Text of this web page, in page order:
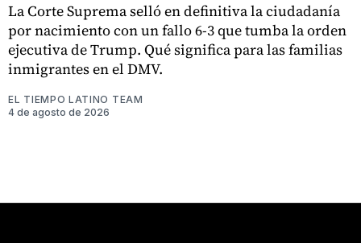
La Corte Suprema selló en definitiva la ciudadanía
por nacimiento con un fallo 6-3 que tumba la orden
ejecutiva de Trump. Qué significa para las familias
inmigrantes en el DMV.
EL TIEMPO LATINO TEAM
4 de agosto de 2026